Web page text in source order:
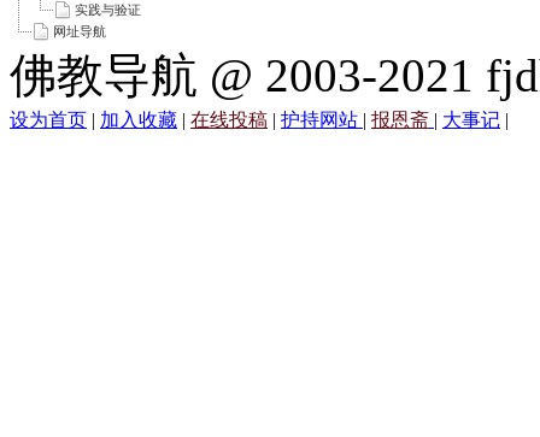
实践与验证
网址导航
佛教导航 @ 2003-2021
设为首页 | 加入收藏 | 在线投稿 | 护持网站 | 报恩斋 | 大事记 |